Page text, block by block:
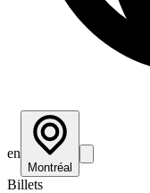
en
Montréal
Billets